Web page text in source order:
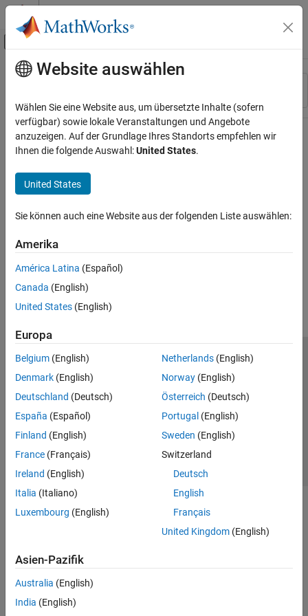
Weiter zum Inhalt
Umschaltung für Off-Canvas-
Ressource
Hauptinhalt
Website auswählen
Wählen Sie eine Website aus, um übersetzte Inhalte (sofern
verfügbar) sowie lokale Veranstaltungen und Angebote
anzuzeigen. Auf der Grundlage Ihres Standorts empfehlen wir
Ihnen die folgende Auswahl:United States.
United States
Sie können auch eine Website aus der folgenden Liste auswählen:
Amerika
América Latina (Español)
Canada (English)
United States (English)
Europa
Belgium (English)
Denmark (English)
Deutschland (Deutsch)
España (Español)
Finland (English)
France (Français)
Ireland (English)
Italia (Italiano)
Luxembourg (English)
Netherlands(English)
Norway(English)
Österreich (Deutsch)
Portugal (English)
Sweden (English)
Switzerland
Deutsch
English
Français
United Kingdom(English)
Asien-Pazifik
Australia (English)
India (English)
Trust Center
Datenschutz-Richtlinien
Datendiebstahl verhindern
Status von Anwendungen
© 1994-2026 The MathWorks, Inc.
Website auswählen
Deutschland